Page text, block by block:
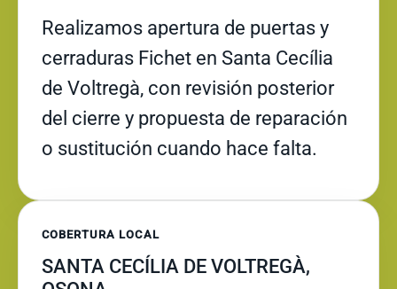
Realizamos apertura de puertas y
cerraduras Fichet en Santa Cecília
de Voltregà, con revisión posterior
del cierre y propuesta de reparación
o sustitución cuando hace falta.
COBERTURA LOCAL
SANTA CECÍLIA DE VOLTREGÀ,